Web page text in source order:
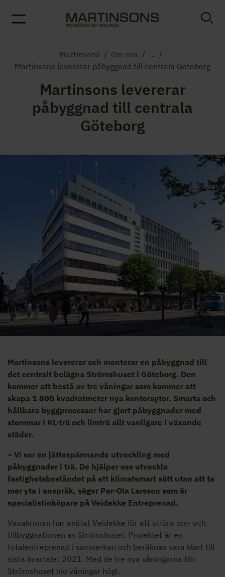
Martinsons / Om oss / ... /
Martinsons levererar påbyggnad till centrala Göteborg
Martinsons levererar
påbyggnad till centrala
Göteborg
Martinsons levererar och monterar en påbyggnad till
det centralt belägna Strömshuset i Göteborg. Den
kommer att bestå av tre våningar som kommer att
skapa 1 800 kvadratmeter nya kontorsytor. Smarta och
hållbara byggprocesser har gjort påbyggnader med
stommar i KL-trä och limträ allt vanligare i växande
städer.
– Vi ser en jättespännande utveckling med
påbyggnader i trä. De hjälper oss utveckla
fastighetsbeståndet på ett klimatsmart sätt utan att ta
mer yta i anspråk, säger Per-Ola Larsson som är
specialistinköpare på Veidekke Entreprenad.
Vasakronan har anlitat Veidekke för att utföra om- och
tillbyggnationen av Strömshuset. Projektet är en
totalentreprenad i samverkan och beräknas vara klart till
sista kvartalet 2021. Med de tre nya våningarna blir
Strömshuset nio våningar högt.